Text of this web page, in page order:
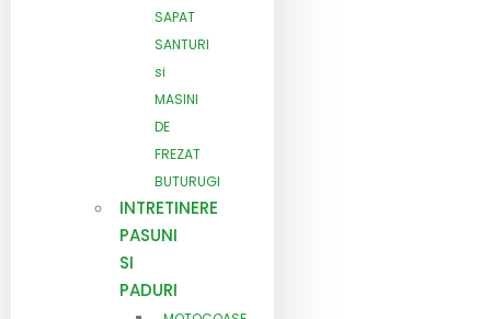
SAPAT
SANTURI
si
MASINI
DE
FREZAT
BUTURUGI
INTRETINERE
PASUNI
SI
PADURI